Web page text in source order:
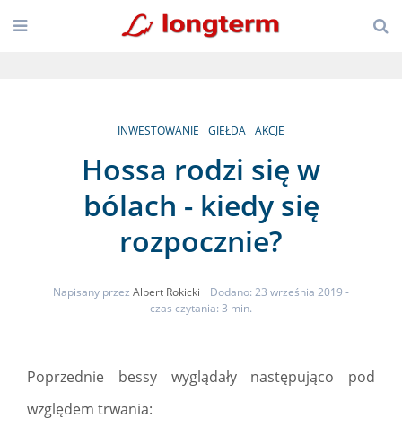
INWESTOWANIE GIEŁDA AKCJE
Hossa rodzi się w
bólach - kiedy się
rozpocznie?
Napisany przez Albert Rokicki Dodano: 23 września 2019 -
czas czytania: 3 min.
Poprzednie bessy wyglądały następująco pod
względem trwania: